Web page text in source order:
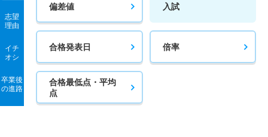
志望
理由
イチ
オシ
卒業後
の進路
偏差値 入試
合格発表日 倍率
合格最低点・平均
点